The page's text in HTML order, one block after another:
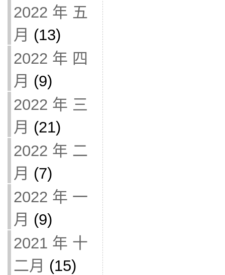
2022 年 五
月 (13)
2022 年 四
月 (9)
2022 年 三
月 (21)
2022 年 二
月 (7)
2022 年 一
月 (9)
2021 年 十
二月 (15)